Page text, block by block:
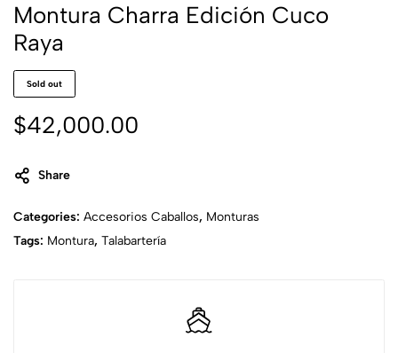
Montura Charra Edición Cuco
Raya
Sold out
$42,000.00
Share
Categories: Accesorios Caballos, Monturas
Tags: Montura, Talabartería